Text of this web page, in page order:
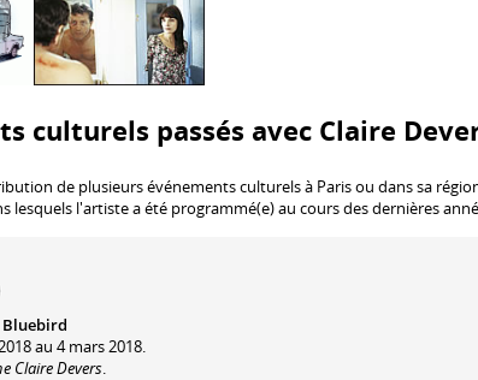
culturels passés avec Claire
de plusieurs événements culturels à Paris ou dans sa
lesquels l'artiste a été programmé(e) au cours des dernières
Bluebird
au 4 mars 2018.
Claire Devers.